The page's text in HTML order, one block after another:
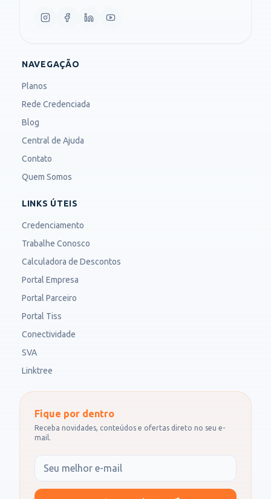
NAVEGAÇÃO
Planos
Rede Credenciada
Blog
Central de Ajuda
Contato
Quem Somos
LINKS ÚTEIS
Credenciamento
Trabalhe Conosco
Calculadora de Descontos
Portal Empresa
Portal Parceiro
Portal Tiss
Conectividade
SVA
Linktree
Fique por dentro
Receba novidades, conteúdos e ofertas direto no seu e-
mail.
Seu e-mail